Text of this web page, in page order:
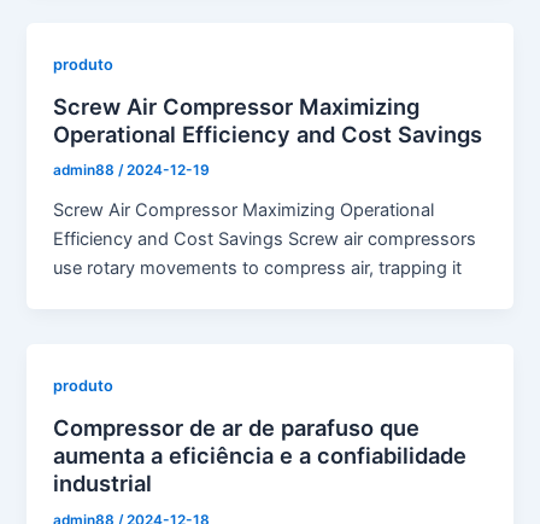
produto
Screw Air Compressor Maximizing
Operational Efficiency and Cost Savings
admin88/2024-12-19
Screw Air Compressor Maximizing Operational
Efficiency and Cost Savings Screw air compressors
use rotary movements to compress air, trapping it
produto
Compressor de ar de parafuso que
aumenta a eficiência e a confiabilidade
industrial
admin88/2024-12-18